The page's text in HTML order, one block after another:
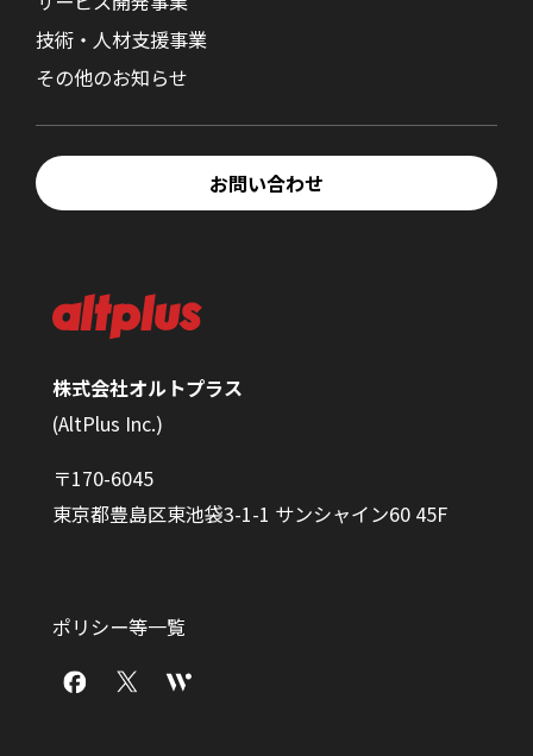
株式会社オルトプラス
(AltPlus Inc.)
〒170-6045
東京都豊島区東池袋3-1-1 サンシャイン60 45F
ポリシー等一覧
技術・人材支援事業
その他のお知らせ
お問い合わせ